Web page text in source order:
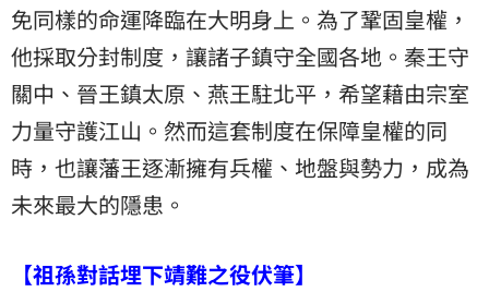
免同樣的命運降臨在大明身上。為了鞏固皇權，
他採取分封制度，讓諸子鎮守全國各地。秦王守
關中、晉王鎮太原、燕王駐北平，希望藉由宗室
力量守護江山。然而這套制度在保障皇權的同
時，也讓藩王逐漸擁有兵權、地盤與勢力，成為
未來最大的隱患。
【祖孫對話埋下靖難之役伏筆】